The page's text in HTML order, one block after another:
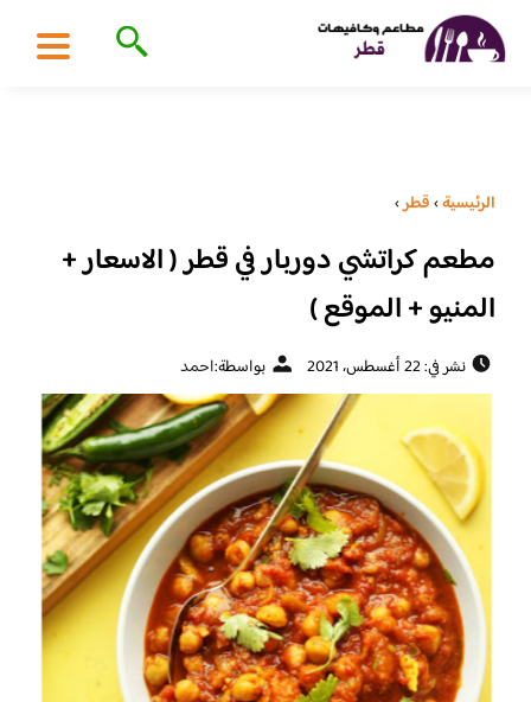
الرئيسية›قطر›
مطعم كراتشي دوربار في قطر ( الاسعار +
المنيو + الموقع )
نشر في: 22 أغسطس، 2021 بواسطة:احمد